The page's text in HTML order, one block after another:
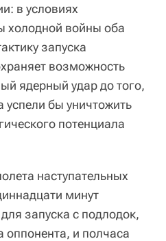
в условиях
холодной войны оба
запуска
возможность
ядерный удар до того,
успели бы уничтожить
потенциала
наступательных
минут
запуска с подлодок,
оппонента, и полчаса